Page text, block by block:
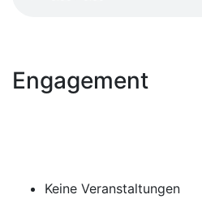
Engagement
Keine Veranstaltungen